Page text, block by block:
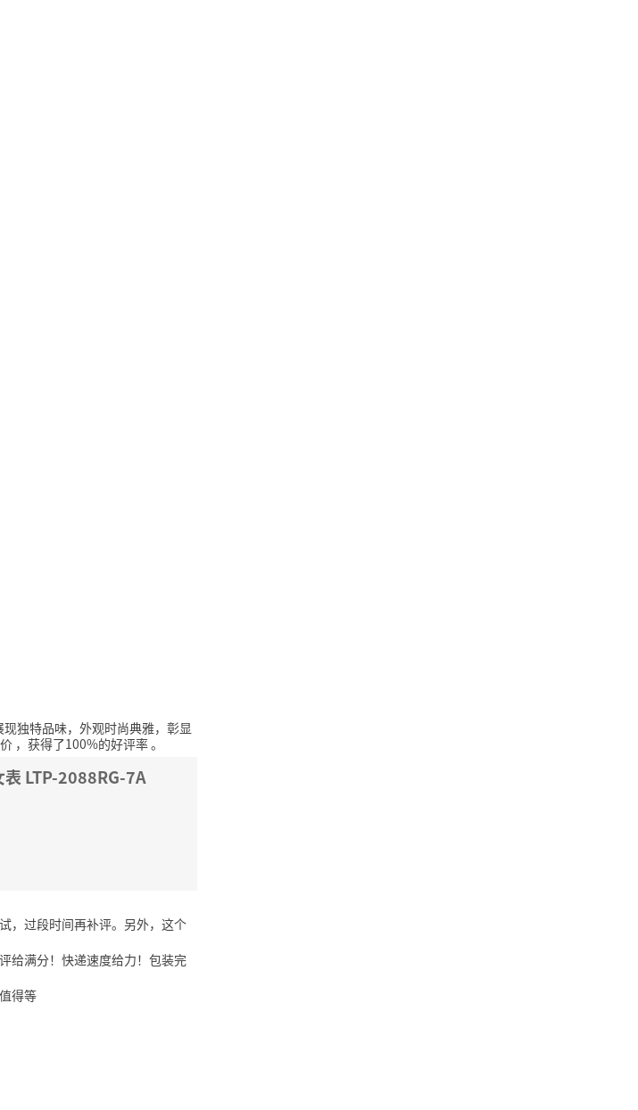
独特品味，外观时尚典雅，彰显
，获得了100%的好评率。
LTP-2088RG-7A
，过段时间再补评。另外，这个
给满分！快递速度给力！包装完
得等